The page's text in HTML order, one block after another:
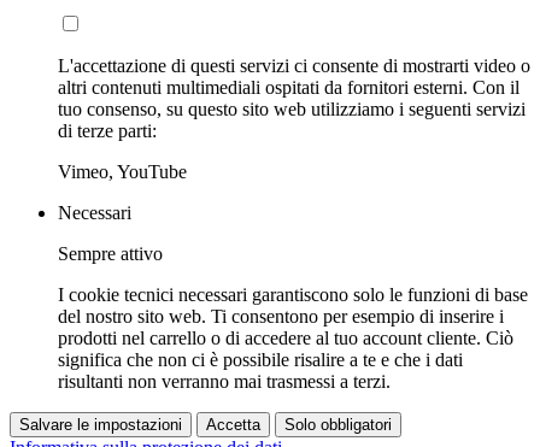
L'accettazione di questi servizi ci consente di mostrarti video o
altri contenuti multimediali ospitati da fornitori esterni. Con il
tuo consenso, su questo sito web utilizziamo i seguenti servizi
di terze parti:
Vimeo, YouTube
Necessari
Sempre attivo
I cookie tecnici necessari garantiscono solo le funzioni di base
del nostro sito web. Ti consentono per esempio di inserire i
prodotti nel carrello o di accedere al tuo account cliente. Ciò
significa che non ci è possibile risalire a te e che i dati
risultanti non verranno mai trasmessi a terzi.
Salvare le impostazioni Accetta Solo obbligatori